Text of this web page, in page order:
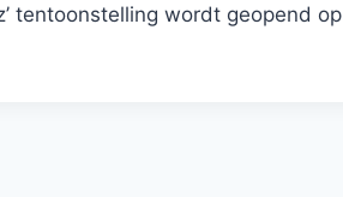
tentoonstelling wordt geopend op